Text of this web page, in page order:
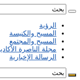
الرؤية
المسيح والكنيسة
المسيح والمجتمع
مجلة الناصرة
الرسالة الإخبارية